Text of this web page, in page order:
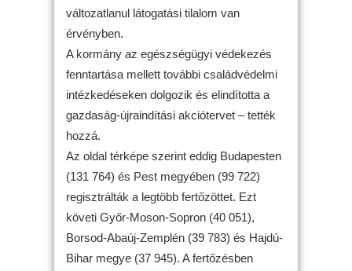
változatlanul látogatási tilalom van
érvényben.
A kormány az egészségügyi védekezés
fenntartása mellett további családvédelmi
intézkedéseken dolgozik és elindította a
gazdaság-újraindítási akciótervet – tették
hozzá.
Az oldal térképe szerint eddig Budapesten
(131 764) és Pest megyében (99 722)
regisztrálták a legtöbb fertőzöttet. Ezt
követi Győr-Moson-Sopron (40 051),
Borsod-Abaúj-Zemplén (39 783) és Hajdú-
Bihar megye (37 945). A fertőzésben